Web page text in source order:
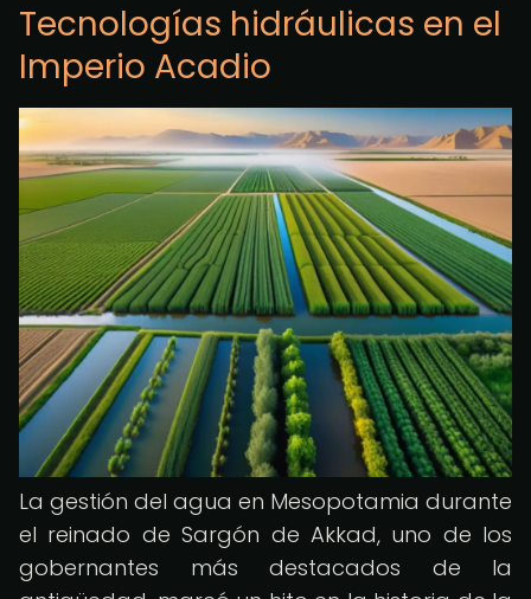
Tecnologías hidráulicas en el
Imperio Acadio
La gestión del agua en Mesopotamia durante
el reinado de Sargón de Akkad, uno de los
gobernantes más destacados de la